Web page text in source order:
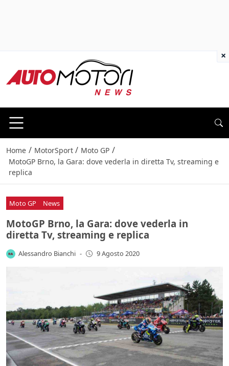
Home / MotorSport / Moto GP /
MotoGP Brno, la Gara: dove vederla in diretta Tv, streaming e
replica
Moto GP News
MotoGP Brno, la Gara: dove vederla in
diretta Tv, streaming e replica
Alessandro Bianchi - 9 Agosto 2020
×